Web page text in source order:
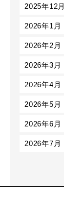
2025年12月
2026年1月
2026年2月
2026年3月
2026年4月
2026年5月
2026年6月
2026年7月